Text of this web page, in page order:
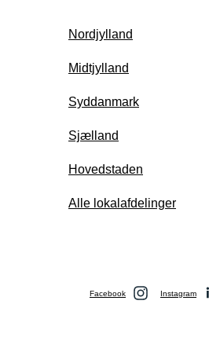
Nordjylland
Midtjylland
Syddanmark
Sjælland
Hovedstaden
Alle lokalafdelinger
Facebook Instagram